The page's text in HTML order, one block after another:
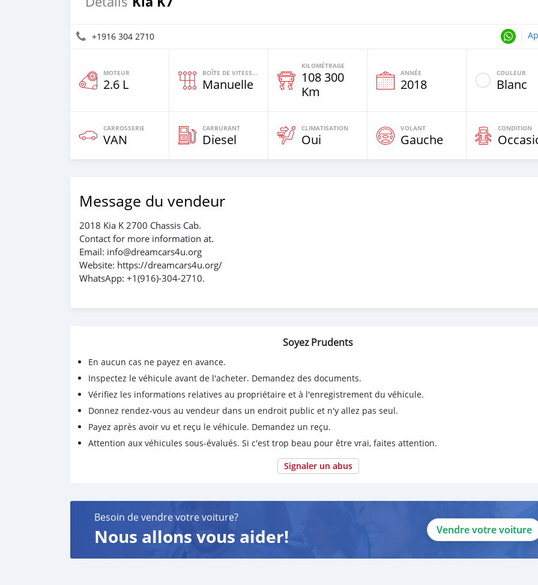
+1916 304 2710
MOTEUR
2.6 L
BOÎTE DE VITESSES
Manuelle
KILOMÉTRAGE
108 300
Km
ANNÉE
2018
COULEUR
Blanc
CARROSSERIE
VAN
CARBURANT
Diesel
CLIMATISATION
Oui
VOLANT
Gauche
CONDITION
Message du vendeur
2018 Kia K 2700 Chassis Cab.
Contact for more information at.
Email: info@dreamcars4u.org
Website: https://dreamcars4u.org/
WhatsApp: +1(916)-304-2710.
Soyez Prudents
En aucun cas ne payez en avance.
Inspectez le véhicule avant de l'acheter. Demandez des documents.
Vérifiez les informations relatives au propriétaire et à l'enregistrement du véhicule.
Donnez rendez-vous au vendeur dans un endroit public et n'y allez pas seul.
Payez après avoir vu et reçu le véhicule. Demandez un reçu.
Attention aux véhicules sous-évalués. Si c'est trop beau pour être vrai, faites attention.
Signaler un abus
Besoin de vendre votre voiture?
Nous allons vous aider! Vendre votre voiture